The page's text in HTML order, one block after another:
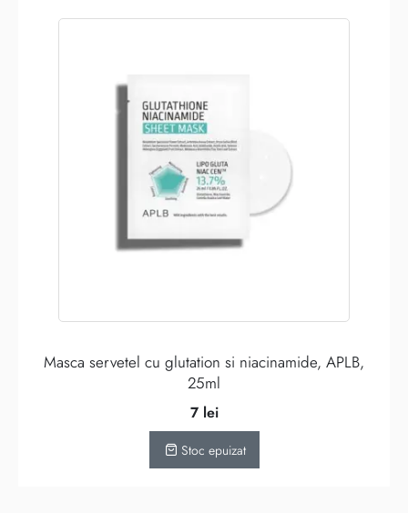
Masca servetel cu glutation si niacinamide, APLB,
25ml
7 lei
Stoc epuizat